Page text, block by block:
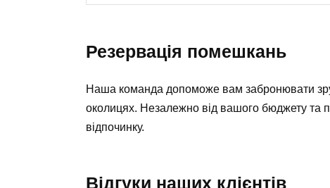
Резервація помешкань
Наша команда допоможе вам забронювати
околицях. Незалежно від вашого бюджету та
відпочинку.
Відгуки наших клієнтів